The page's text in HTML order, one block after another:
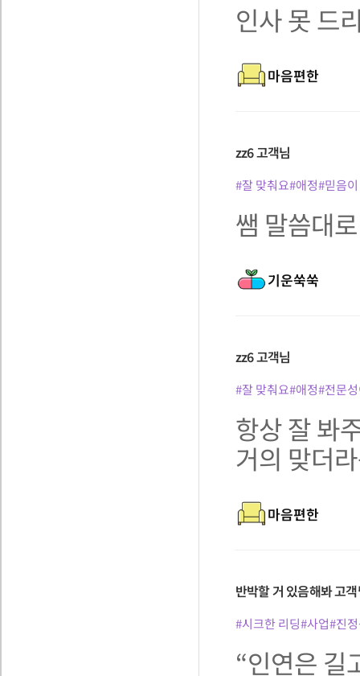
인사 못 드
마음편한
zz6고객님
#잘 맞춰요#애정#믿음
쌤 말씀대
기운쑥쑥
zz6고객님
#잘 맞춰요#애정#전문
항상 잘 봐
거의 맞더
마음편한
반박할 거 있음해봐고
#시크한 리딩#사업#진
“인연은 길